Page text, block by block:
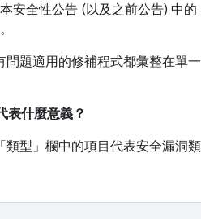
安全性公告 (以及之前公告) 中的
問題適用的修補程式都彙整在單一
表什麼意義？
型」 欄中的項目代表安全漏洞類